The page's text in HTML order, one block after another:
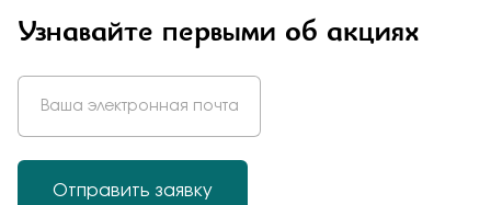
Узнавайте первыми об акциях
Отправить заявку